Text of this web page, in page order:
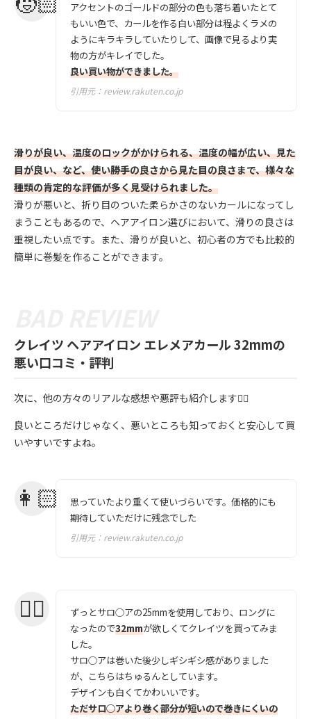
アクセントのゴールドの部分の色も落ち着いたとて
もいい色で、カールを作る白い部分は程よくラメの
ようにキラキラしていたりして、画像で見るより実
物の方がキレイでした。
良い買い物ができました。
引用元： review.rakuten.co.jp
滑りが良い、温度のロックがかけられる、温度の幅が広い、見た
目が良い、など、使い勝手の良さから見た目の良さまで、様々な
種類の肯定的な評価が多く見受けられました。
滑りが悪いと、折り目のついた柔らかさのないカールになってし
まうこともあるので、ヘアアイロン選びにおいて、滑りの良さは
重視したい点です。また、滑りが良いと、初心者の方でも比較的
簡単に巻髪を作ることができます。
クレイツ ヘアアイロン エレメアカール 32mmの
悪い口コミ・評判
次に、他の方々のリアルな感想や悪評も紹介します💁‍♀️
良いところだけじゃなく、悪いところも知っておくと安心して買
いやすいですよね。
思っていたより重くて使いづらいです。価格的にも
期待していただけに残念でした
引用元： review.rakuten.co.jp
ずっとサロ○アの25mmを使用しており、ロングに
なったので32mmが欲しくてクレイツを買ってみま
した。
サロ○アは巻いた後少しギシギシ感がありました
が、こちらはちゅるんとしています。
デザインも白くてかわいいです。
ただサロ○アより巻く部分が短いので巻きにくいの